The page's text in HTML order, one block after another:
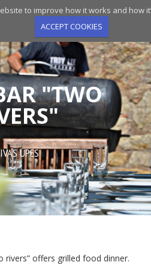
to improve how it works and how
ACCEPT COOKIES
"TWO
UPES
rivers” offers grilled food dinner.